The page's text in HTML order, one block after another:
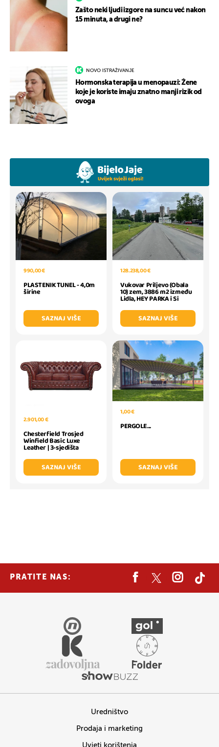
Zašto neki ljudi izgore na suncu već nakon
15 minuta, a drugi ne?
NOVO ISTRAŽIVANJE
Hormonska terapija u menopauzi: Žene
koje je koriste imaju znatno manji rizik od
ovoga
990,00 €
PLASTENIK TUNEL - 4,0m
širine
SAZNAJ VIŠE
128.238,00 €
Vukovar Priljevo (Obala
10) zem, 3886 m2 između
Lidla, HEY PARKA i Si
SAZNAJ VIŠE
2.901,00 €
Chesterfield Trosjed
Winfield Basic Luxe
Leather | 3-sjedišta
SAZNAJ VIŠE
1,00 €
PERGOLE...
SAZNAJ VIŠE
PRATITE NAS:
Uredništvo
Prodaja i marketing
Uvjeti korištenja